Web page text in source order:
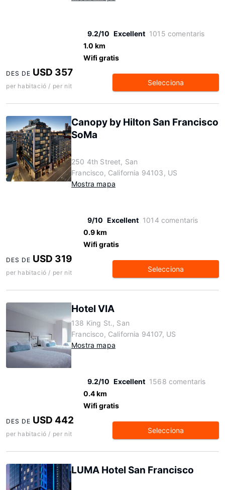
9.2/10 Excellent 1015 comentaris
1.0 km
Wifi gratis
DES DE USD 357
per habitació / per nit Selecciona
Canopy by Hilton San Francisco
SoMa
250 4th Street, San
Francisco, California 94103, US
Mostra mapa
9/10 Excellent 1014 comentaris
0.9 km
Wifi gratis
DES DE USD 319
per habitació / per nit Selecciona
Hotel VIA
138 King St., San
Francisco, California 94107, US
Mostra mapa
9.2/10 Excellent 1568 comentaris
0.4 km
Wifi gratis
DES DE USD 442
per habitació / per nit Selecciona
LUMA Hotel San Francisco